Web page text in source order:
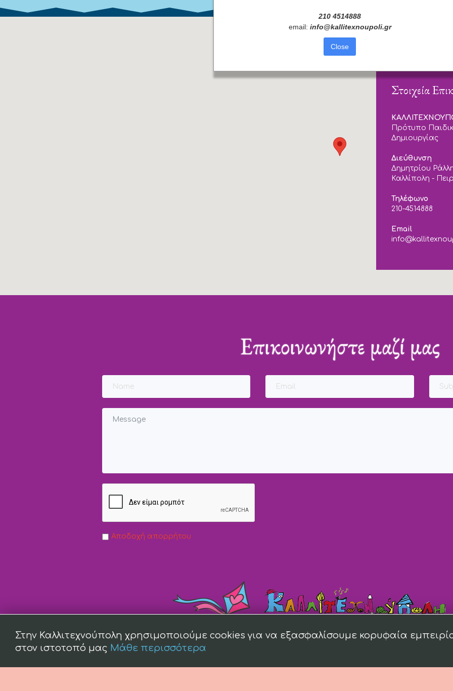
Στοιχεία
Πρότυπο
Δημιουργίας
Διεύθυνση
Δημητρίου
Καλλίπολη -
Τηλέφωνο
210-4514888
Email
Επικοινωνήστε μαζί μας
Αποδοχή απορρήτου
210 4514888
email: info@kallitexnoupoli.gr
Close
Στην Καλλιτεχνούπολη χρησιμοποιούμε cookies για να εξασφαλίσουμε κορυφαία
στον ιστοτοπό μας Μάθε περισσότερα